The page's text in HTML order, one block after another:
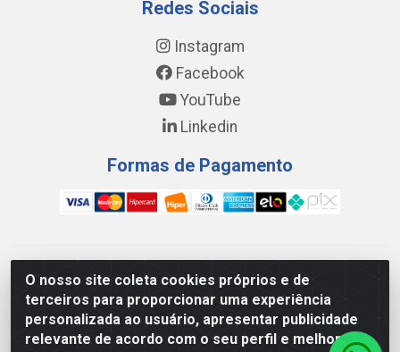
O nosso site coleta cookies próprios e de
terceiros para proporcionar uma experiência
personalizada ao usuário, apresentar publicidade
relevante de acordo com o seu perfil e melhorar a
Redes Sociais
Instagram
Facebook
YouTube
Linkedin
Formas de Pagamento
WING DISTRIBUIDORA COMÉRCIO E LOGÍSTICA DE MATERIAL
DE CONSTRUÇÕES LTDA - AV. DA INTEGRAÇÃO, 790 -
PATRÍCIA GOMES, CAUCAIA/CE - CEP 61.604-505 - CNPJ
17.523.384/0001-20